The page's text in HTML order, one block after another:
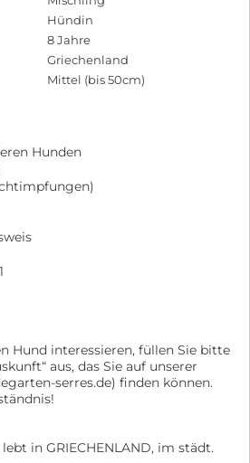
Hündin
8 Jahre
Griechenland
Mittel (bis 50cm)
Hunden
Hund interessieren, füllen Sie bitte
aus, das Sie auf unserer
serres.de) finden können.
lebt in GRIECHENLAND, im städt.